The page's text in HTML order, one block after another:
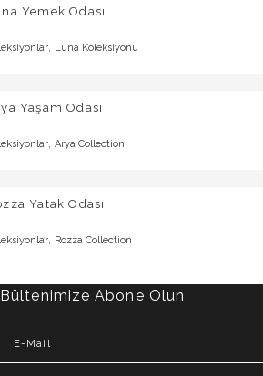
Yemek Odası
, Luna Koleksiyonu
Yaşam Odası
, Arya Collection
Yatak Odası
, Rozza Collection
Bültenimize Abone Olun